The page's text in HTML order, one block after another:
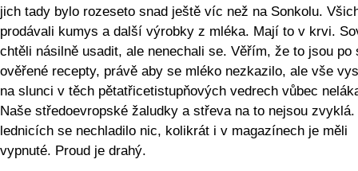
jich tady bylo rozeseto snad ještě víc než na Sonkolu.
prodávali kumys a další výrobky z mléka. Mají to v krvi.
chtěli násilně usadit, ale nenechali se. Věřím, že to jsou po
ověřené recepty, právě aby se mléko nezkazilo, ale vše
na slunci v těch pětatřicetistupňových vedrech vůbec
Naše středoevropské žaludky a střeva na to nejsou zvyklá.
lednicích se nechladilo nic, kolikrát i v magazínech je měli
vypnuté. Proud je drahý.